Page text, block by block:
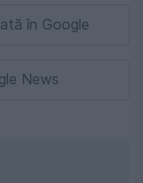
în Google
News